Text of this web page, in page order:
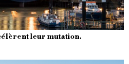
leur mutation.